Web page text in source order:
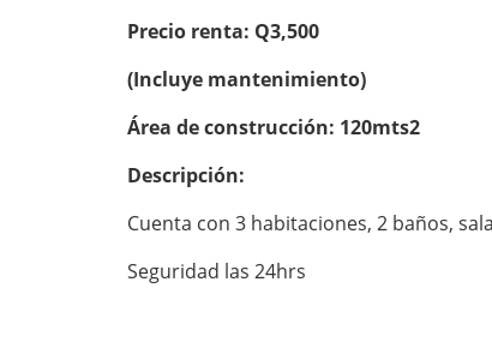
Precio renta: Q3,500
(Incluye mantenimiento)
Área de construcción: 120mts2
Descripción:
Cuenta con 3 habitaciones, 2 baños,
Seguridad las 24hrs